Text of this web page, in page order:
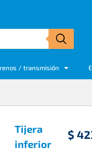
/ transmisión
Tijera
inferior
$